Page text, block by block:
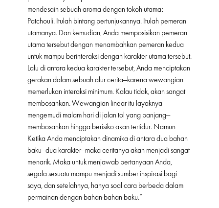
mendesain sebuah aroma dengan tokoh utama:
Patchouli. Itulah bintang pertunjukannya. Itulah pemeran
utamanya. Dan kemudian, Anda memposisikan pemeran
utama tersebut dengan menambahkan pemeran kedua
untuk mampu berinteraksi dengan karakter utama tersebut.
Lalu di antara kedua karakter tersebut, Anda menciptakan
gerakan dalam sebuah alur cerita—karena wewangian
memerlukan interaksi minimum. Kalau tidak, akan sangat
membosankan. Wewangian linear itu layaknya
mengemudi malam hari di jalan tol yang panjang—
membosankan hingga berisiko akan tertidur. Namun
Ketika Anda menciptakan dinamika di antara dua bahan
baku—dua karakter—maka ceritanya akan menjadi sangat
menarik. Maka untuk menjawab pertanyaan Anda,
segala sesuatu mampu menjadi sumber inspirasi bagi
saya, dan setelahnya, hanya soal cara berbeda dalam
permainan dengan bahan-bahan baku.”